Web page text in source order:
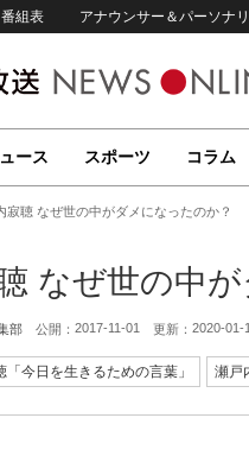
番組表 アナウンサー＆パーソナ
ース スポーツ コラム
寂聴 なぜ世の中がダメになったのか？
なぜ世の中
部 公開： 2017-11-01 更新： 2020-01-
「今日を生きるための言葉」 瀬戸